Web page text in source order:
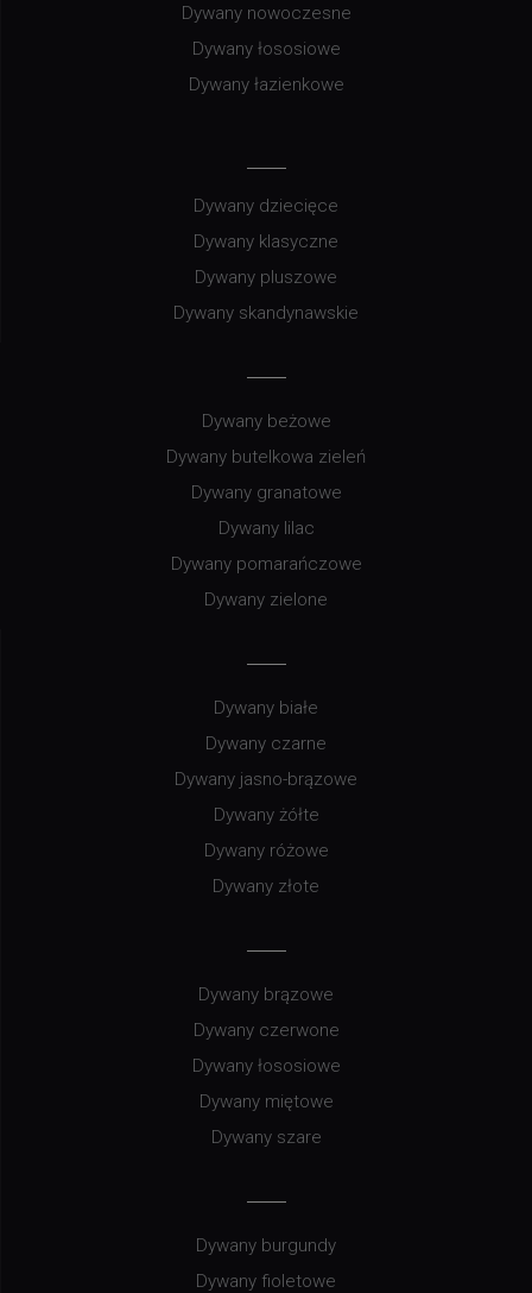
Dywany nowoczesne
Dywany łososiowe
Dywany łazienkowe
Dywany dziecięce
Dywany klasyczne
Dywany pluszowe
Dywany skandynawskie
Dywany beżowe
Dywany butelkowa zieleń
Dywany granatowe
Dywany lilac
Dywany pomarańczowe
Dywany zielone
Dywany białe
Dywany czarne
Dywany jasno-brązowe
Dywany żółte
Dywany różowe
Dywany złote
Dywany brązowe
Dywany czerwone
Dywany łososiowe
Dywany miętowe
Dywany szare
Dywany burgundy
Dywany fioletowe